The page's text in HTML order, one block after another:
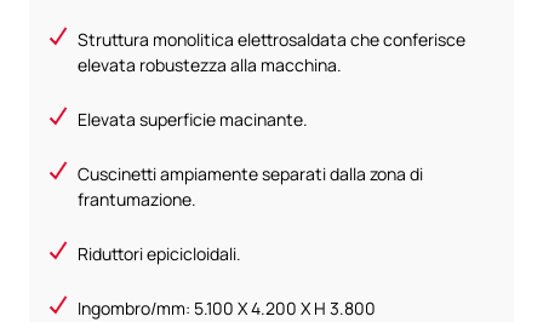
Struttura monolitica elettrosaldata che conferisce
elevata robustezza alla macchina.
Elevata superficie macinante.
Cuscinetti ampiamente separati dalla zona di
frantumazione.
Riduttori epicicloidali.
Ingombro/mm: 5.100 X 4.200 X H 3.800